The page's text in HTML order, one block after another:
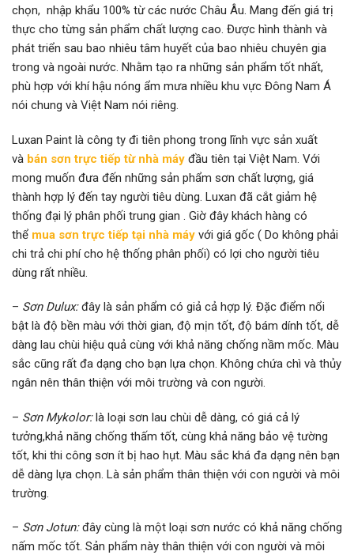
chọn, nhập khẩu 100% từ các nước Châu Âu. Mang đến giá trị
thực cho từng sản phẩm chất lượng cao. Được hình thành và
phát triển sau bao nhiêu tâm huyết của bao nhiêu chuyên gia
trong và ngoài nước. Nhằm tạo ra những sản phẩm tốt nhất,
phù hợp với khí hậu nóng ẩm mưa nhiều khu vực Đông Nam Á
nói chung và Việt Nam nói riêng.
Luxan Paint là công ty đi tiên phong trong lĩnh vực sản xuất
và bán sơn trực tiếp từ nhà máy đầu tiên tại Việt Nam. Với
mong muốn đưa đến những sản phẩm sơn chất lượng, giá
thành hợp lý đến tay người tiêu dùng. Luxan đã cắt giảm hệ
thống đại lý phân phối trung gian . Giờ đây khách hàng có
thể mua sơn trực tiếp tại nhà máy với giá gốc ( Do không phải
chi trả chi phí cho hệ thống phân phối) có lợi cho người tiêu
dùng rất nhiều.
– Sơn Dulux:đây là sản phẩm có giả cả hợp lý. Đặc điểm nổi
bật là độ bền màu với thời gian, độ mịn tốt, độ bám dính tốt, dễ
dàng lau chùi hiệu quả cùng với khả năng chống nầm mốc. Màu
sắc cũng rất đa dạng cho bạn lựa chọn. Không chứa chì và thủy
ngân nên thân thiện với môi trường và con người.
– Sơn Mykolor:là loại sơn lau chùi dễ dàng, có giá cả lý
tưởng,khả năng chống thấm tốt, cùng khả năng bảo vệ tường
tốt, khi thi công sơn ít bị hao hụt. Màu sắc khá đa dạng nên bạn
dễ dàng lựa chọn. Là sản phẩm thân thiện với con người và môi
trường.
– Sơn Jotun:đây cùng là một loại sơn nước có khả năng chống
nấm mốc tốt. Sản phẩm này thân thiện với con người và môi